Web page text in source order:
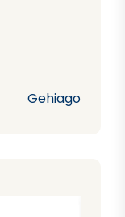
Gehiago